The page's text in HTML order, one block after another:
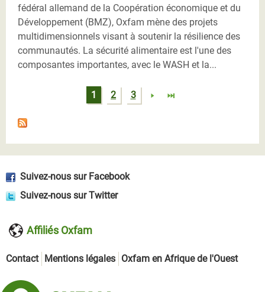
fédéral allemand de la Coopération économique et du
Développement (BMZ), Oxfam mène des projets
multidimensionnels visant à soutenir la résilience des
communautés. La sécurité alimentaire est l'une des
composantes importantes, avec le WASH et la...
1 2 3
Suivez-nous sur Facebook
Suivez-nous sur Twitter
Affiliés Oxfam
Contact Mentions légales Oxfam en Afrique de l'Ouest